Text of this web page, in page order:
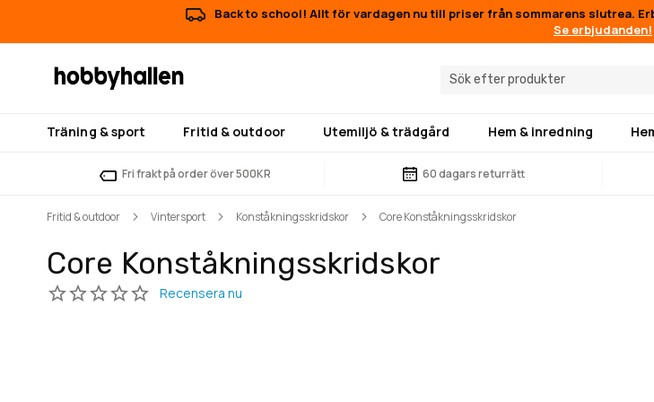
Back to school! Allt för vardagen nu till priser från sommarens slutrea.
Se erbjudanden!
Träning & sport Fritid & outdoor Utemiljö & trädgård Hem & inredning
Fri frakt på order över 500KR 60 dagars returrätt
Fritid & outdoor Vintersport Konståkningsskridskor Core Konståkningsskridskor
Core Konståkningsskridskor